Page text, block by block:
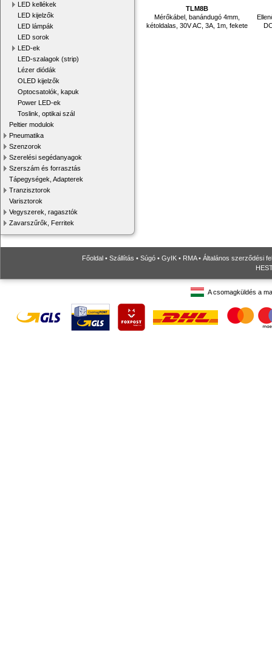
LED kellékek
LED kijelzők
LED lámpák
LED sorok
LED-ek
LED-szalagok (strip)
Lézer diódák
OLED kijelzők
Optocsatolók, kapuk
Power LED-ek
Toslink, optikai szál
Peltier modulok
Pneumatika
Szenzorok
Szerelési segédanyagok
Szerszám és forrasztás
Tápegységek, Adapterek
Tranzisztorok
Varisztorok
Vegyszerek, ragasztók
Zavarszűrők, Ferritek
TLM8B
Mérőkábel, banándugó 4mm,
kétoldalas, 30V AC, 3A, 1m, fekete
Főoldal • Szállítás • Súgó • GyIK • RMA• Általános szerződési
A csomagküldés a